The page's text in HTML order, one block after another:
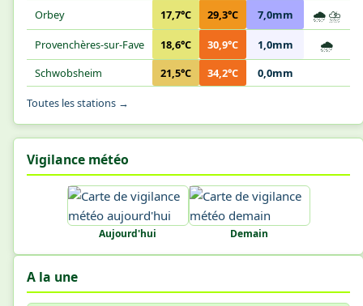
Orbey 17,7°C 29,3°C 7,0mm 🌧️ ⛈️
Provenchères-sur-Fave 18,6°C 30,9°C 1,0mm 🌧️
Schwobsheim 21,5°C 34,2°C 0,0mm
Toutes les stations →
Vigilance météo
Aujourd'hui Demain
A la une